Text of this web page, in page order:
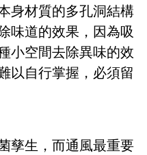
身材質的多孔洞結構
味道的效果，因為吸
小空間去除異味的效
以自行掌握，必須留
孳生，而通風最重要